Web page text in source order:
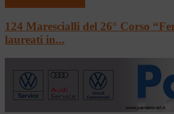
124 Marescialli del 26° Corso
laureati in...